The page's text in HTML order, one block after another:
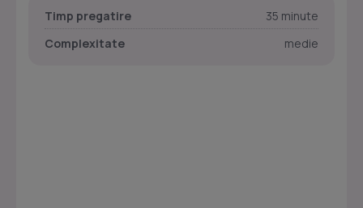
Timp pregatire
35 minute
Complexitate
medie